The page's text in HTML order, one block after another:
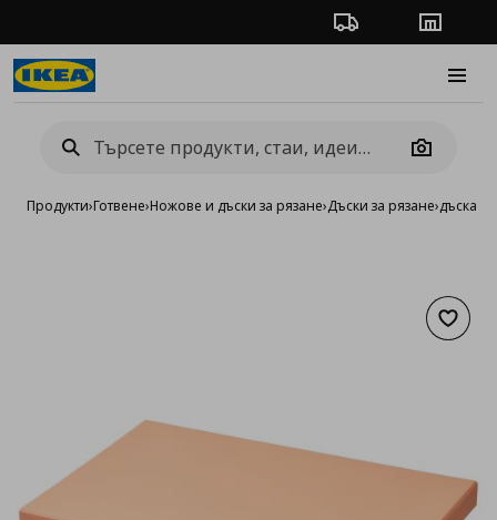
Проследяване на
Camera
Продукти›Готвене›Ножове и дъски за рязане›Дъски за рязане›дъска